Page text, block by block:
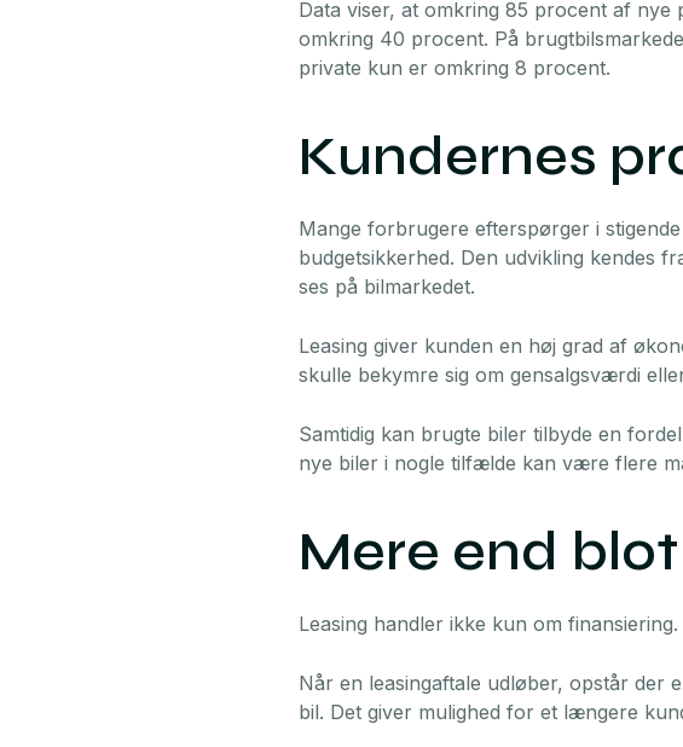
Data viser, at omkring 85 procent af nye
omkring 40 procent. På
private kun er omkring 8 procent.
Kundernes
Mange forbrugere efterspørger i
budgetsikkerhed. Den udvikling kendes
ses på bilmarkedet.
Leasing giver kunden en høj grad af
skulle bekymre sig om gensalgsværdi
Samtidig kan brugte biler tilbyde en
nye biler i nogle tilfælde kan være flere
Mere end
Leasing handler ikke kun om
Når en leasingaftale udløber, opstår der
bil. Det giver mulighed for et længere